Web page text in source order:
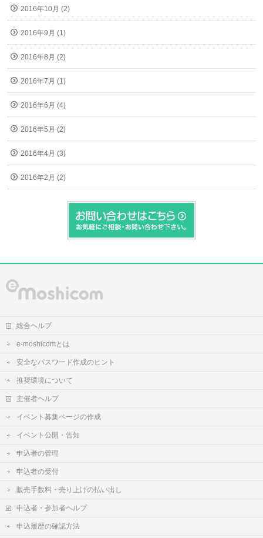
2016年10月 (2)
2016年9月 (1)
2016年8月 (2)
2016年7月 (1)
2016年6月 (4)
2016年5月 (2)
2016年4月 (3)
2016年2月 (2)
総合ヘルプ
e-moshicomとは
安全なパスワード作成のヒント
推奨環境について
主催者ヘルプ
イベント募集ページの作成
イベント公開・告知
申込者の管理
申込者の受付
販売手数料・売り上げの払い出し
申込者・参加者ヘルプ
申込履歴の確認方法